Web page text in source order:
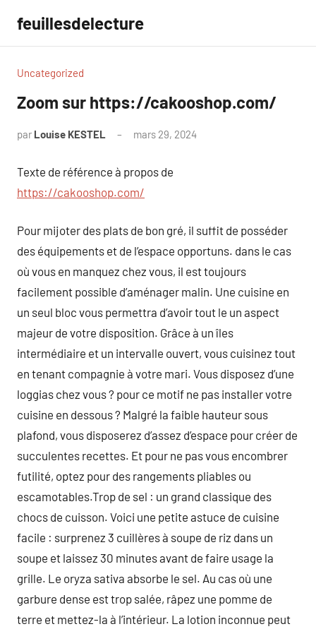
contenu
feuillesdelecture
Uncategorized
Zoom sur https://cakooshop.com/
par Louise KESTEL mars 29, 2024
Texte de référence à propos de
https://cakooshop.com/
Pour mijoter des plats de bon gré, il suffit de posséder
des équipements et de l’espace opportuns. dans le cas
où vous en manquez chez vous, il est toujours
facilement possible d’aménager malin. Une cuisine en
un seul bloc vous permettra d’avoir tout le un aspect
majeur de votre disposition. Grâce à un îles
intermédiaire et un intervalle ouvert, vous cuisinez tout
en tenant compagnie à votre mari. Vous disposez d’une
loggias chez vous ? pour ce motif ne pas installer votre
cuisine en dessous ? Malgré la faible hauteur sous
plafond, vous disposerez d’assez d’espace pour créer de
succulentes recettes. Et pour ne pas vous encombrer
futilité, optez pour des rangements pliables ou
escamotables.Trop de sel : un grand classique des
chocs de cuisson. Voici une petite astuce de cuisine
facile : surprenez 3 cuillères à soupe de riz dans un
soupe et laissez 30 minutes avant de faire usage la
grille. Le oryza sativa absorbe le sel. Au cas où une
garbure dense est trop salée, râpez une pomme de
terre et mettez-la à l’intérieur. La lotion inconnue peut